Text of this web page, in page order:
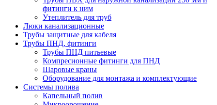
фитинги к ним
Утеплитель для труб
Люки канализационные
Трубы защитные для кабеля
Трубы ПНД, фитинги
Трубы ПНД питьевые
Компресионные фитинги для ПНД
Шаровые краны
Оборудование для монтажа и комплектующие
Системы полива
Капельный полив